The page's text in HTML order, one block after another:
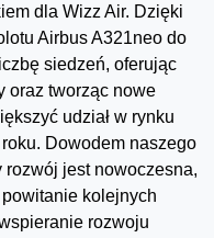
dla Wizz Air. Dzięki
Airbus A321neo do
siedzeń, oferując
oraz tworząc nowe
udział w rynku
Dowodem naszego
jest nowoczesna,
kolejnych
rozwoju